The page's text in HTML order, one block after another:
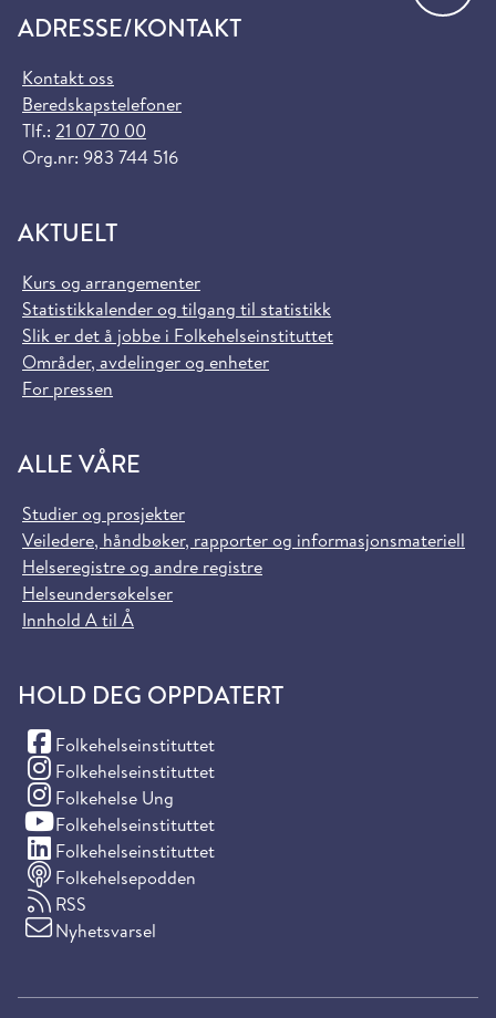
ADRESSE/KONTAKT
Kontakt oss
Beredskapstelefoner
Tlf.: 21 07 70 00
Org.nr: 983 744 516
AKTUELT
Kurs og arrangementer
Statistikkalender og tilgang til statistikk
Slik er det å jobbe i Folkehelseinstituttet
Områder, avdelinger og enheter
For pressen
ALLE VÅRE
Studier og prosjekter
Veiledere, håndbøker, rapporter og informasjonsmateriell
Helseregistre og andre registre
Helseundersøkelser
Innhold A til Å
HOLD DEG OPPDATERT
Folkehelseinstituttet
(Facebook)
Folkehelseinstituttet
(Instagram)
Folkehelse Ung
(Instagram)
Folkehelseinstituttet
(YouTube)
Folkehelseinstituttet
(LinkedIn)
Folkehelsepodden
RSS
Nyhetsvarsel